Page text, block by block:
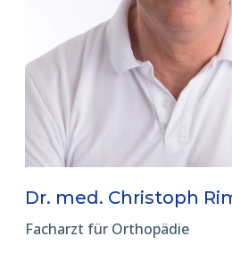
Dr. med. Christoph
Facharzt für Orthopädie